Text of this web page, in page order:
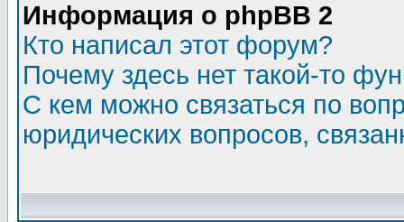
Информация о phpBB 2
Кто написал этот форум?
Почему здесь нет такой-то
С кем можно связаться по
юридических вопросов,